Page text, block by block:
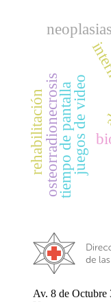
juegos de video
tiempo de pantalla
osteorradionecrosis
rehabilitación
Av. 8 de Octubre